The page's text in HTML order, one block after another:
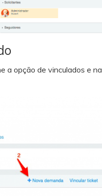
a opção de vinculados e na